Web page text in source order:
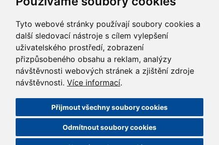
Tyto webové stránky používají soubory cookies a
další sledovací nástroje s cílem vylepšení
uživatelského prostředí, zobrazení
přizpůsobeného obsahu a reklam, analýzy
návštěvnosti webových stránek a zjištění zdroje
návštěvnosti. Více informací.
Přijmout všechny soubory cookies
Odmítnout soubory cookies
©2010–2026HOCHTIEF CZ a.s.
Nastavení cookies| Powered by: